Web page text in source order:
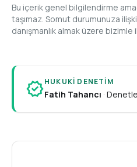
Bu içerik genel bilgilendirme
taşımaz. Somut durumunuza
danışmanlık almak üzere
verifiedHUKUKI DENETIM
Fatih Tahancı ·